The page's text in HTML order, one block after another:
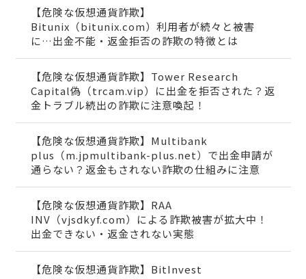
【危険な仮想通貨詐欺】
Bitunix（bitunix.com）利用者が続々と被害
に…出金不能・返金拒否の詐欺の特徴とは
【危険な仮想通貨詐欺】Tower Research
Capital偽（trcam.vip）に出金を拒否された？返
金トラブル続出の詐欺に注意喚起！
【危険な仮想通貨詐欺】Multibank
plus（m.jpmultibank-plus.net）で出金申請が
通らない？返金もされない詐欺の仕組みに注意
【危険な仮想通貨詐欺】RAA
INV（vjsdkyf.com）による詐欺被害が拡大中！
出金できない・返金されない実態
【危険な仮想通貨詐欺】BitInvest